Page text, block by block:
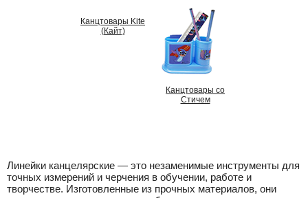
Канцтовары Kite
(Кайт)
Канцтовары со
Стичем
Линейки канцелярские — это незаменимые инструменты для
точных измерений и черчения в обучении, работе и
творчестве. Изготовленные из прочных материалов, они